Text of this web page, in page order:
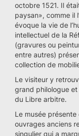
octobre 1521. Il
paysan», comme il
évoque la vie de
intellectuel de la
(gravures ou
entre autres)
collection de
Le visiteur y
grand philologue
du Libre arbitre.
Le musée
ouvrages anciens
singulier qui a